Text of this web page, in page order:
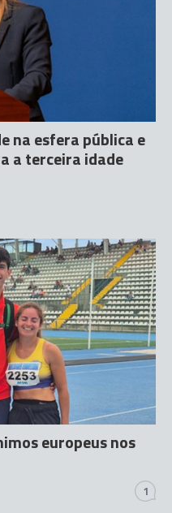
na esfera pública e
a terceira idade
europeus nos
1